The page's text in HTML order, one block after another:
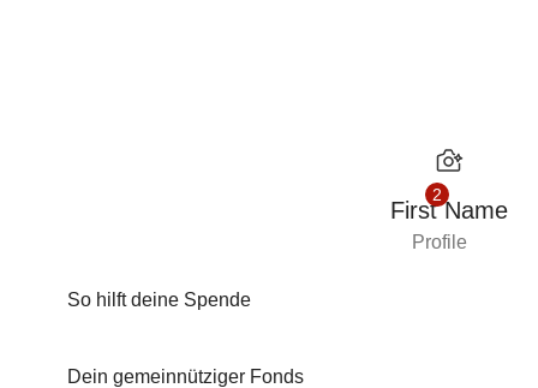
2
First Name
Profile
So hilft deine Spende
Dein gemeinnütziger Fonds